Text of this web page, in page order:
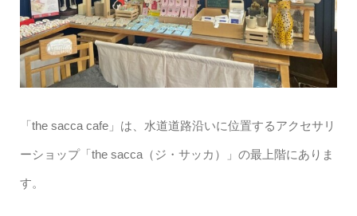
「the sacca cafe」は、水道道路沿いに位置するアクセサリ
ーショップ「the sacca（ジ・サッカ）」の最上階にありま
す。